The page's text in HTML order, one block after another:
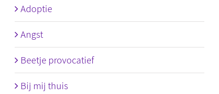
Adoptie
Angst
Beetje provocatief
Bij mij thuis